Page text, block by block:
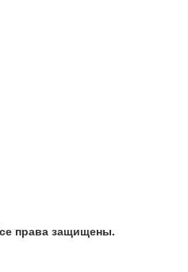
права защищены.